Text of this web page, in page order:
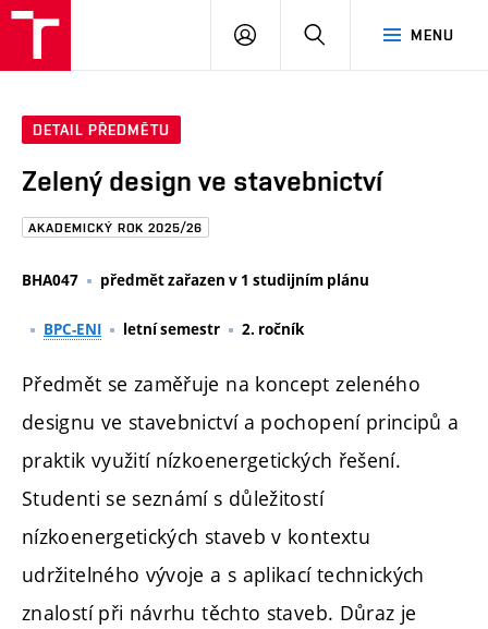
Brno
MENU
PŘIHLÁSIT
DETAIL PŘEDMĚTU
Zelený design ve stavebnictví
AKADEMICKÝ ROK 2025/26
BHA047 předmět zařazen v 1 studijním plánu
BPC-ENI letní semestr 2. ročník
Předmět se zaměřuje na koncept zeleného
designu ve stavebnictví a pochopení principů a
praktik využití nízkoenergetických řešení.
Studenti se seznámí s důležitostí
nízkoenergetických staveb v kontextu
udržitelného vývoje a s aplikací technických
znalostí při návrhu těchto staveb. Důraz je